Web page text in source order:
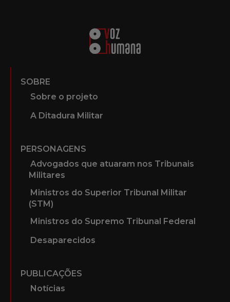
SOBRE
Sobre o projeto
A Ditadura Militar
PERSONAGENS
Advogados que atuaram nos Tribunais
Militares
Ministros do Superior Tribunal Militar
(STM)
Ministros do Supremo Tribunal Federal
Desaparecidos
PUBLICAÇÕES
Notícias